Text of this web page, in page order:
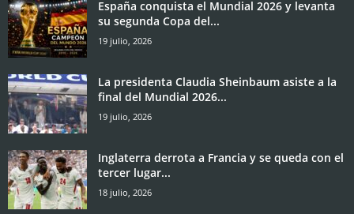
España conquista el Mundial 2026 y levanta
su segunda Copa del...
19 julio, 2026
La presidenta Claudia Sheinbaum asiste a la
final del Mundial 2026...
19 julio, 2026
Inglaterra derrota a Francia y se queda con el
tercer lugar...
18 julio, 2026